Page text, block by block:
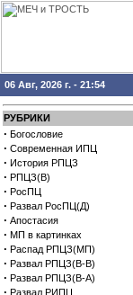
06 Авг, 2026 г. - 21:54
РУБРИКИ
· Богословие
· Современная ИПЦ
· История РПЦЗ
· РПЦЗ(В)
· РосПЦ
· Развал РосПЦ(Д)
· Апостасия
· МП в картинках
· Распад РПЦЗ(МП)
· Развал РПЦЗ(В-В)
· Развал РПЦЗ(В-А)
· Развал РИПЦ